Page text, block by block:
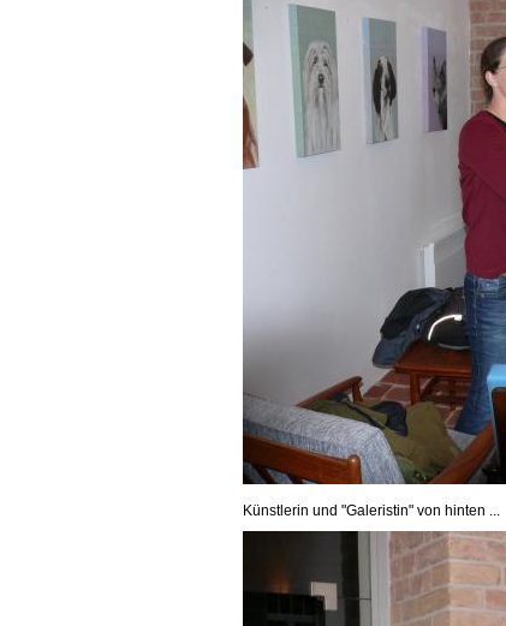
Künstlerin und "Galeristin" von hinten ...